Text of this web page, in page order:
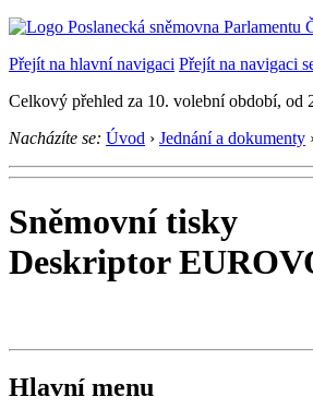
Přejít na hlavní navigaci Přejít na navigaci
Celkový přehled za 10. volební období, od
Nacházíte se: Úvod › Jednání a dokumenty
Sněmovní tisky
Deskriptor
Hlavní menu